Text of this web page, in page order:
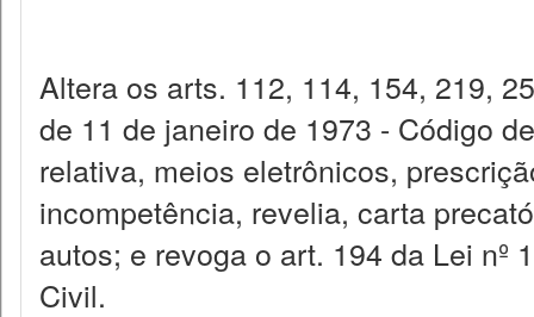
Altera os arts. 112, 114, 154, 219,
de 11 de janeiro de 1973 - Código
relativa, meios eletrônicos,
incompetência, revelia, carta
autos; e revoga o art. 194 da Lei nº
Civil.